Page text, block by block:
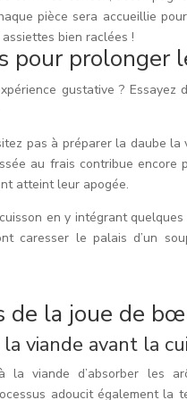
pièce sera accueillie
bien raclées !
pour prolonger
gustative ? Essayez
pas à préparer la daube la
au frais contribue encore
atteint leur apogée.
en y intégrant quelques
caresser le palais d’un
de la joue de
viande avant la
viande d’absorber les
adoucit également